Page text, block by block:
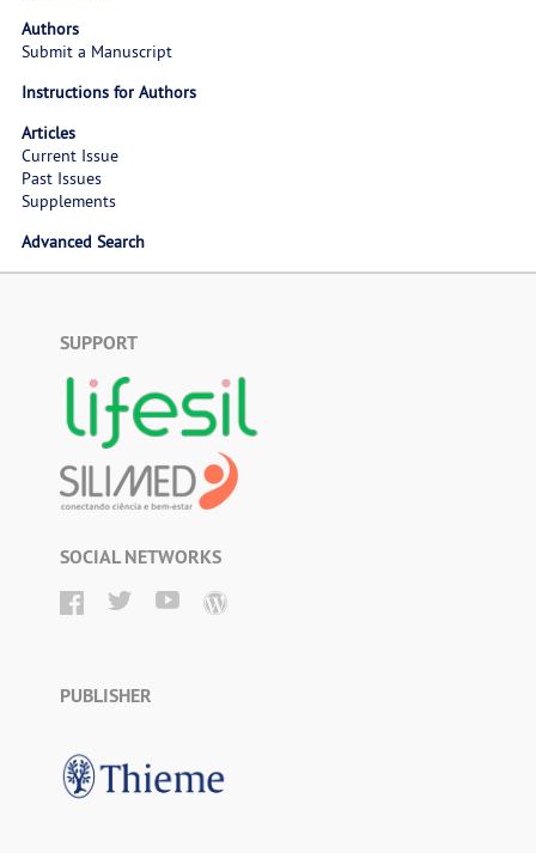
Authors
Submit a Manuscript
Instructions for Authors
Articles
Current Issue
Past Issues
Supplements
Advanced Search
SUPPORT
SOCIAL NETWORKS
PUBLISHER